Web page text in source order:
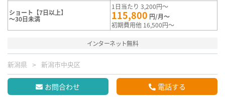
ショート【7日以上】
～30日未満
1日当たり 3,200円～
115,800 円/月～
初期費用他 16,500円～
インターネット無料
新潟県 新潟市中央区
お問合わせ 電話する